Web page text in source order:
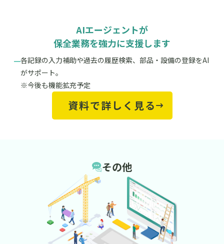
AIエージェントが
保全業務を強力に支援します
各記録の入力補助や過去の履歴検索、部品・設備の登録をAI
がサポート。
※今後も機能拡充予定
資料で詳しく見る
その他